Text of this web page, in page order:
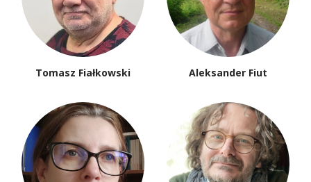
Tomasz Fiałkowski Aleksander Fiut